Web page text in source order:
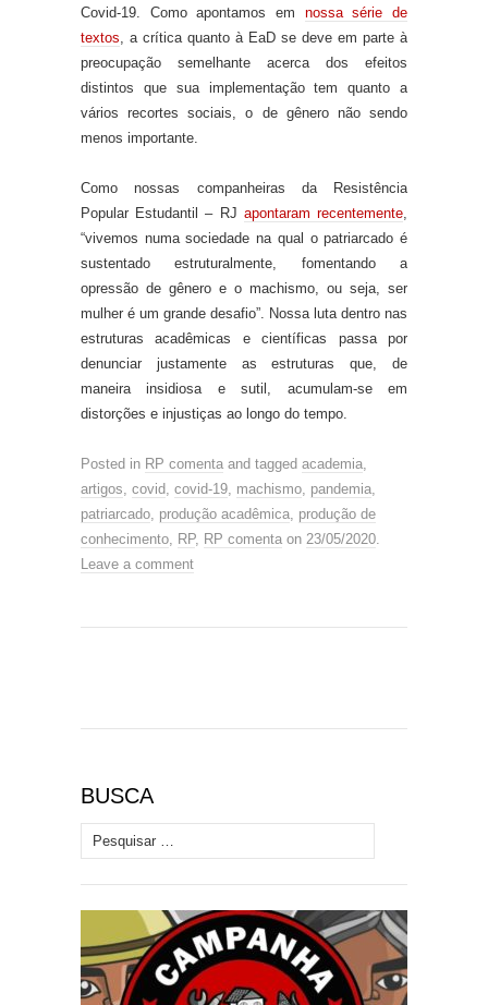
Covid-19. Como apontamos em nossa série de
textos , a crítica quanto à EaD se deve em parte à
preocupação semelhante acerca dos efeitos
distintos que sua implementação tem quanto a
vários recortes sociais, o de gênero não sendo
menos importante.
Como nossas companheiras da Resistência
Popular Estudantil – RJ apontaram recentemente
“vivemos numa sociedade na qual o patriarcado é
sustentado estruturalmente, fomentando a
opressão de gênero e o machismo, ou seja, ser
mulher é um grande desafio”. Nossa luta dentro nas
estruturas acadêmicas e científicas passa por
denunciar justamente as estruturas que, de
maneira insidiosa e sutil, acumulam-se em
distorções e injustiças ao longo do tempo.
Posted in RP comenta and tagged academia
artigos covid covid-19 machismo pandemia
patriarcado produção acadêmica produção de
conhecimento RP, RP comenta on 23/05/2020
Leave a comment
BUSCA
Pesquisar por: